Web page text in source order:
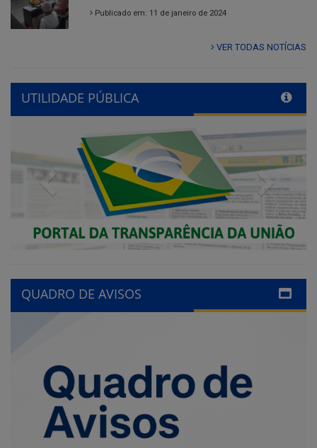
Publicado em: 11 de janeiro de 2024
VER TODAS NOTÍCIAS
UTILIDADE PÚBLICA
Previous Next
QUADRO DE AVISOS